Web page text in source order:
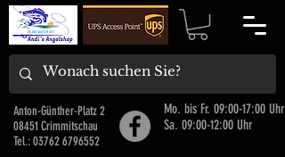
Anton-Günther-Platz 2
08451 Crimmitschau
Tel.:03762 6796552
Mo. bis Fr. 09:00-17:00 Uhr
Sa. 09:00-12:00 Uhr